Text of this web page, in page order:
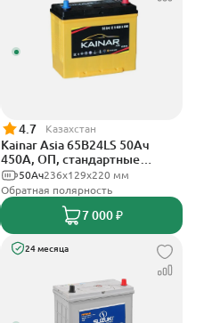
4.7 Казахстан
Kainar Asia 65B24LS 50Ач
450А, ОП, стандартные
клеммы236х129х220 мм
50Ач
Обратная полярность
7 000 ₽
24 месяца